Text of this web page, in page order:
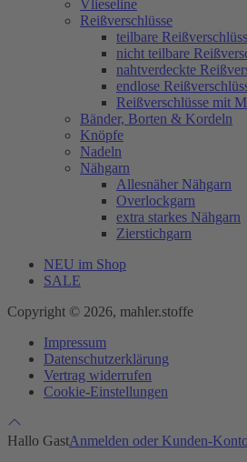
Vlieseline
Reißverschlüsse
teilbare
nicht teilbare
nahtverdeckte
endlose
Reißverschlüsse mit
Bänder, Borten & Kordeln
Knöpfe
Nadeln
Nähgarn
Allesnäher Nähgarn
Overlockgarn
extra starkes Nähgarn
Zierstichgarn
NEU im Shop
SALE
Copyright © 2026, mahler.stoffe
Impressum
Datenschutzerklärung
Vertrag widerrufen
Cookie-Einstellungen
Hallo GastAnmelden oder Kunden-